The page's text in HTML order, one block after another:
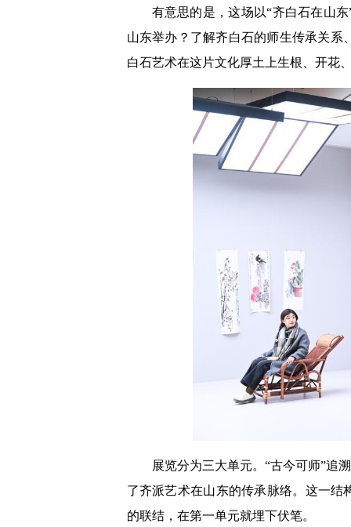
有意思的是，这场以“齐白石在山
山东举办？了解齐白石的师生传承关
白石艺术在这片文化厚土上生根、开花
展览分为三大单元。“古今可师”追
了齐派艺术在山东的传承脉络。这一结
的联结，在第一单元就埋下伏笔。